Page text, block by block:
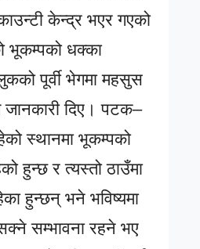
केन्द्र भएर गएको
भूकम्पको धक्का
पूर्वी भेगमा महसुस
जानकारी दिए। पटक–
स्थानमा भूकम्पको
हुन्छ र त्यस्तो ठाउँमा
हुन्छन् भने भविष्यमा
सम्भावना रहने भए